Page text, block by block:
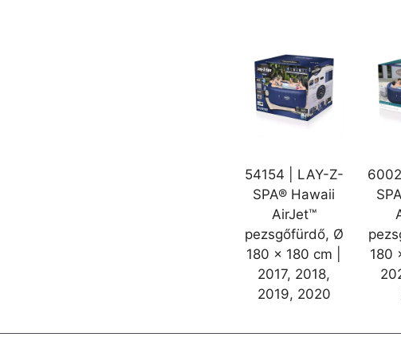
54154 | LAY-Z-
SPA® Hawaii
AirJet™
pezsgőfürdő, Ø
180 x 180 cm |
2017, 2018,
2019, 2020
180